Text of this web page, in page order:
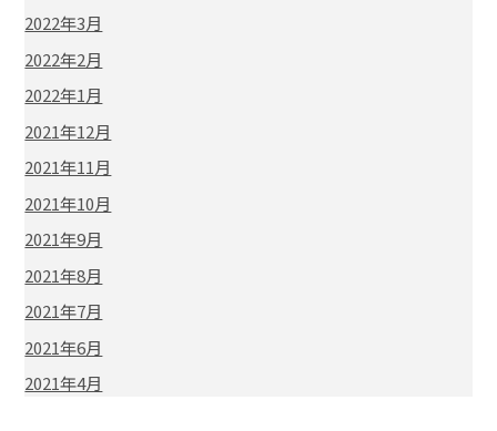
2022年3月
2022年2月
2022年1月
2021年12月
2021年11月
2021年10月
2021年9月
2021年8月
2021年7月
2021年6月
2021年4月